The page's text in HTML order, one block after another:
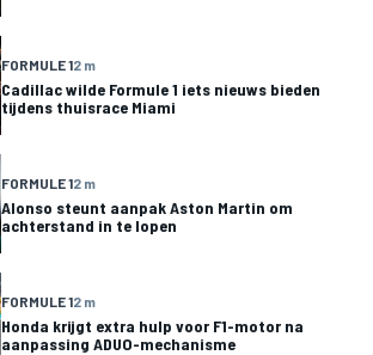
FORMULE 12 m
Cadillac wilde Formule 1 iets nieuws bieden
tijdens thuisrace Miami
FORMULE 12 m
Alonso steunt aanpak Aston Martin om
achterstand in te lopen
FORMULE 12 m
Honda krijgt extra hulp voor F1-motor na
aanpassing ADUO-mechanisme